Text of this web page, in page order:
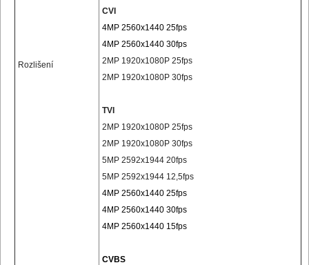
Rozlišení
CVI
4MP 2560x1440 25fps
4MP 2560x1440 30fps
2MP 1920x1080P 25fps
2MP 1920x1080P 30fps
TVI
2MP 1920x1080P 25fps
2MP 1920x1080P 30fps
5MP 2592x1944 20fps
5MP 2592x1944 12,5fps
4MP 2560x1440 25fps
4MP 2560x1440 30fps
4MP 2560x1440 15fps
CVBS